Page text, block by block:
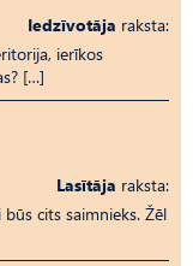
Iedzīvotāja raksta:
ierīkos
[…]
Lasītāja raksta:
cits saimnieks. Žēl